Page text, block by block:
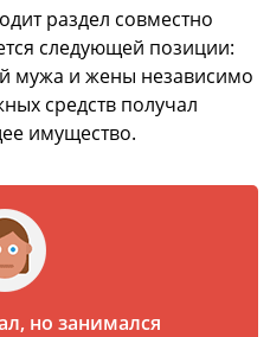
раздел совместно
следующей позиции:
мужа и жены независимо
средств получал
имущество.
но занимался